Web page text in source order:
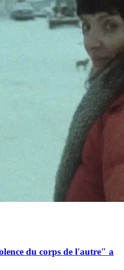
du corps de l'autre" a